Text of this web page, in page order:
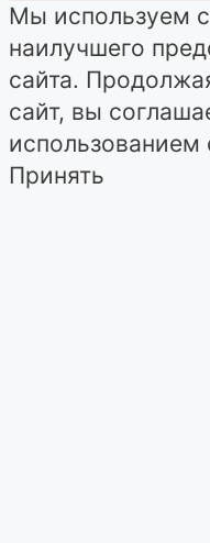
Мы используем
наилучшего
сайта.
сайт, вы
Принять